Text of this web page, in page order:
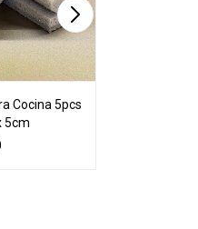
Cocina 5pcs
5cm